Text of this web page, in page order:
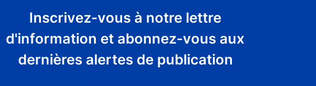
Inscrivez-vous à notre lettre
d'information et abonnez-vous aux
dernières alertes de publication